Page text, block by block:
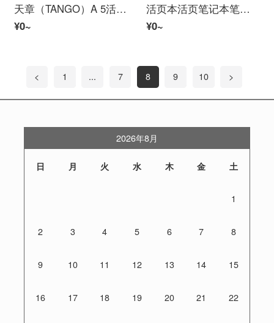
天章（TANGO）A 5活页纸活页本替芯6孔诺特内页芯横线替芯208*142 mm/通用替页92张オフィス用品10本装
¥0~
活页本活页笔记本笔记本笔记本笔记本a 4错题本中学英语本a 5网络本康奈尔笔【不打手】白色横线(再给替芯+分离页+蛍光笔)B 5(通用)
¥0~
< 1 ... 7 8 9 10 >
2026年8月
日 月 火 水 木 金 土
1
2 3 4 5 6 7 8
9 10 11 12 13 14 15
16 17 18 19 20 21 22